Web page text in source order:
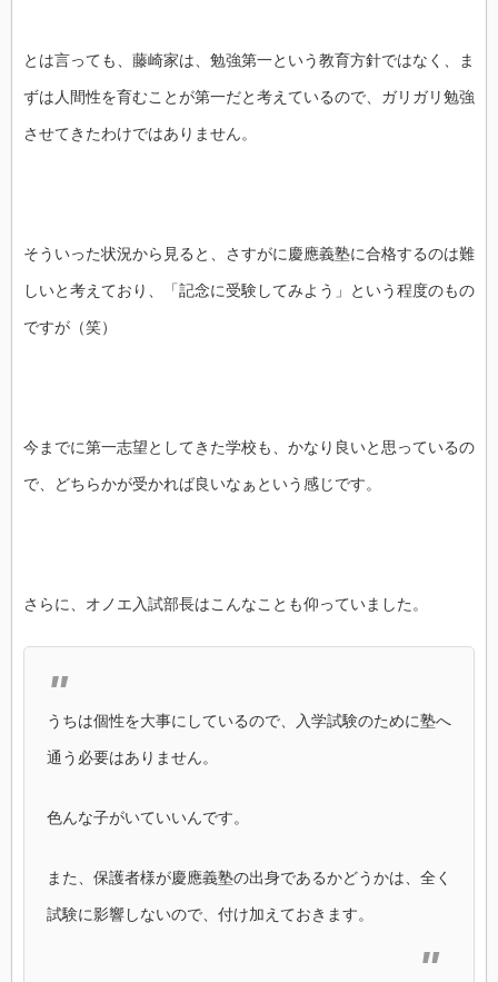
とは言っても、藤崎家は、勉強第一という教育方針ではなく、ま
ずは人間性を育むことが第一だと考えているので、ガリガリ勉強
させてきたわけではありません。
そういった状況から見ると、さすがに慶應義塾に合格するのは難
しいと考えており、「記念に受験してみよう」という程度のもの
ですが（笑）
今までに第一志望としてきた学校も、かなり良いと思っているの
で、どちらかが受かれば良いなぁという感じです。
さらに、オノエ入試部長はこんなことも仰っていました。
うちは個性を大事にしているので、入学試験のために塾へ
通う必要はありません。
色んな子がいていいんです。
また、保護者様が慶應義塾の出身であるかどうかは、全く
試験に影響しないので、付け加えておきます。